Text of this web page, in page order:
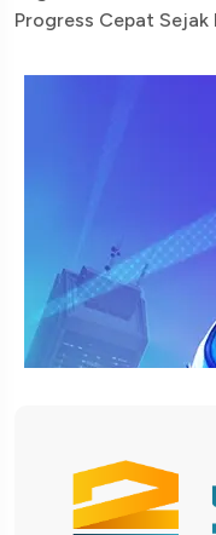
Progress Cepat Sejak